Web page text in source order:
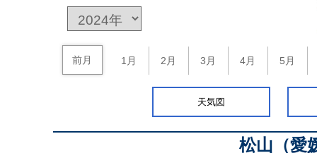
前月 1月 2月 3月 4月 5月
天気図
松山（愛